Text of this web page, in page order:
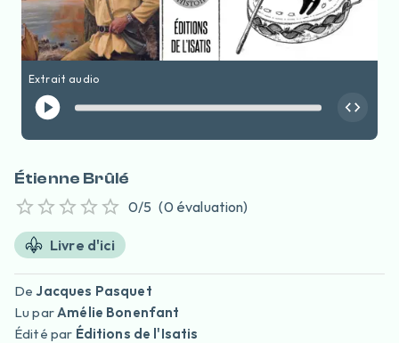
Extrait audio
Étienne Brûlé
0/5 (0 évaluation)
Livre d'ici
DeJacques Pasquet
Lu parAmélie Bonenfant
Édité par Éditions de l'Isatis